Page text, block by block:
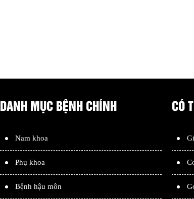
DANH MỤC BỆNH CHÍNH
Nam khoa
Phụ khoa
Bệnh hậu môn
CÓ